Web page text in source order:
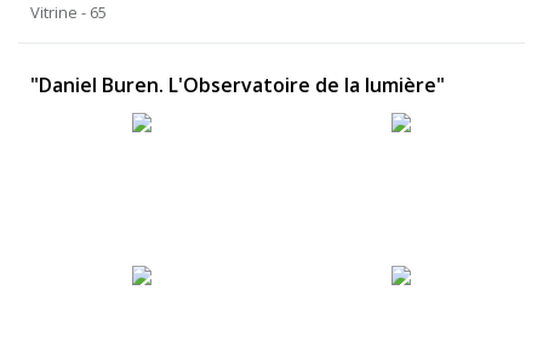
Vitrine - 65
"Daniel Buren. L'Observatoire de la lumière"